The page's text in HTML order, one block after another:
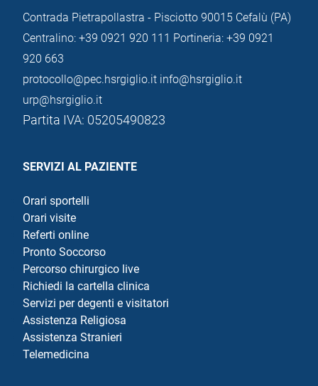
Contrada Pietrapollastra - Pisciotto 90015 Cefalù (PA)
Centralino: +39 0921 920 111 Portineria: +39 0921
920 663
protocollo@pec.hsrgiglio.it info@hsrgiglio.it
urp@hsrgiglio.it
Partita IVA: 05205490823
SERVIZI AL PAZIENTE
Orari sportelli
Orari visite
Referti online
Pronto Soccorso
Percorso chirurgico live
Richiedi la cartella clinica
Servizi per degenti e visitatori
Assistenza Religiosa
Assistenza Stranieri
Telemedicina